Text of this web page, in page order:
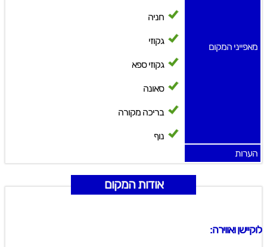
מאפייני המקום
חניה
גקוזי
גקוזי ספא
סאונה
בריכה מקורה
נוף
הערות
אודות המקום
לוקיישן ואווירה: